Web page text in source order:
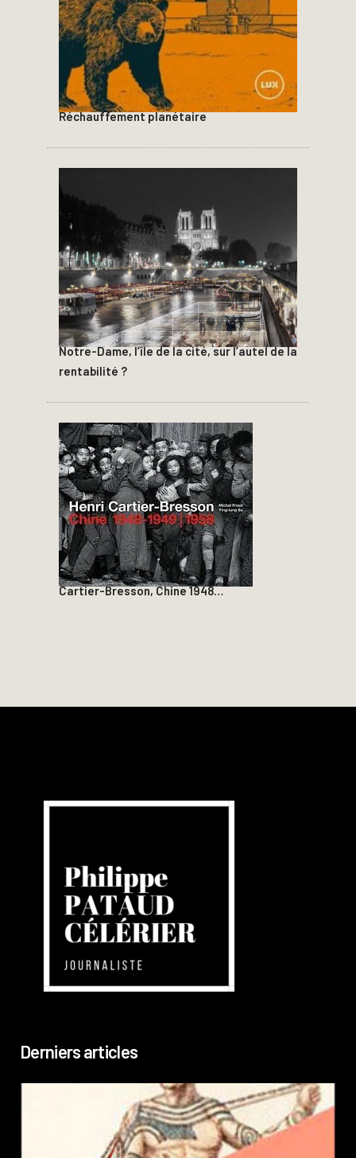
Réchauffement planétaire
Notre-Dame, l’île de la cité, sur l’autel de la
rentabilité ?
Cartier-Bresson, Chine 1948…
Derniers articles